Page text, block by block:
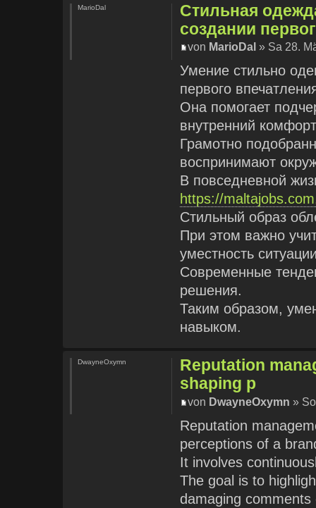
Стильная
создании
von MarioDal » Sa 28.
Умение стильно
первого
Она помогает
внутренний
Грамотно
воспринимают
В повседневной
https://
Стильный образ
При этом важно
уместность
Современные
решения.
Таким образом,
навыком.
MarioDal
Reputation
shaping p
von DwayneOxymn »
Reputation
perceptions of a
It involves
The goal is to
damaging comments
DwayneOxymn